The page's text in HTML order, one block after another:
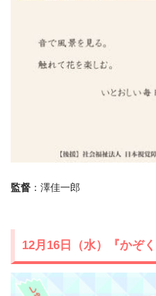
監督 ：澤佳一郎
12月16日（水）『かぞ